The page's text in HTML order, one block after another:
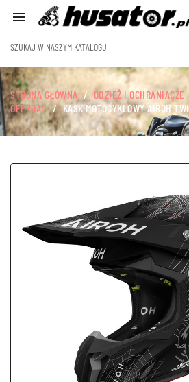

STRONA GŁÓWNA ODZIEŻ I OCHRANIACZE
OFFROAD
KASK MOTOCYKLOWY AIROH